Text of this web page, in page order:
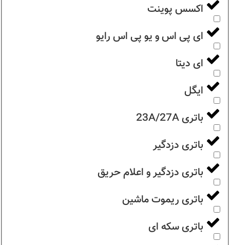
اکسس پوینت
ای پی اس و یو پی اس رایو
ای دیتا
ایگل
باتری 23A/27A
باتری دزدگیر
باتری دزدگیر و اعلام حریق
باتری ریموت ماشین
باتری سکه ای